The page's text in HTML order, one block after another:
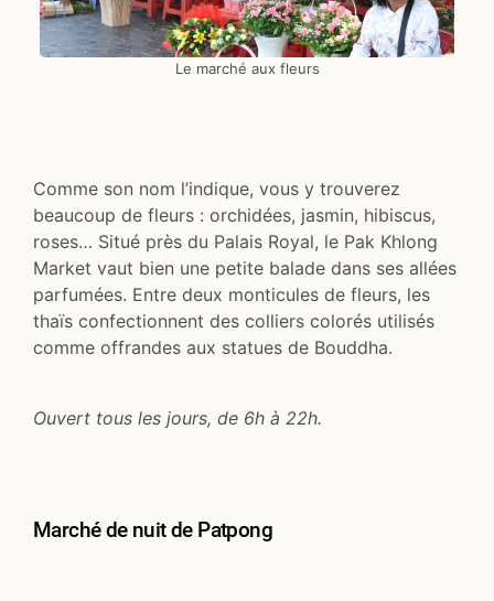
Le marché aux fleurs
Comme son nom l’indique, vous y trouverez
beaucoup de fleurs : orchidées, jasmin, hibiscus,
roses… Situé près du Palais Royal, le Pak Khlong
Market vaut bien une petite balade dans ses allées
parfumées. Entre deux monticules de fleurs, les
thaïs confectionnent des colliers colorés utilisés
comme offrandes aux statues de Bouddha.
Ouvert tous les jours, de 6h à 22h.
Marché de nuit de Patpong